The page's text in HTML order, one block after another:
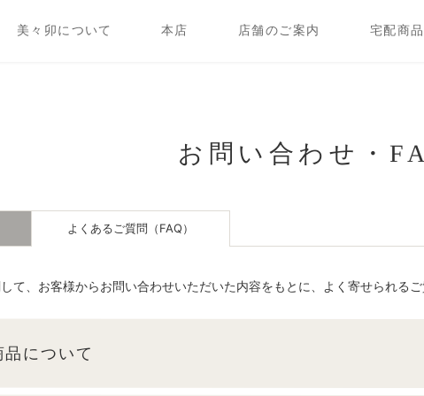
美々卯について 本店 店舗のご案内 宅配商品
お問い合わせ・
よくあるご質問（FAQ）
て、お客様からお問い合わせいただいた内容をもとに、よく寄せられるご
品について